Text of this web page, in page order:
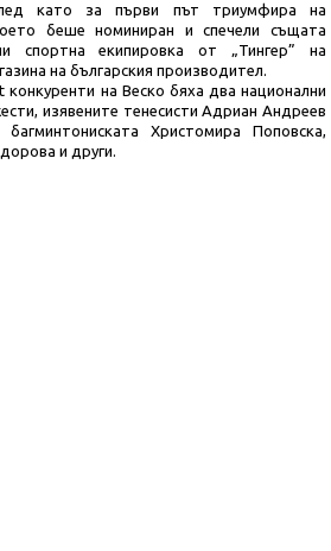
като за първи път триумфира на
беше номиниран и спечели същата
спортна екипировка от „Тингер” на
на българския производител.
на Веско бяха два национални
изявените тенесисти Адриан Андреев
Христомира Поповска,
и други.